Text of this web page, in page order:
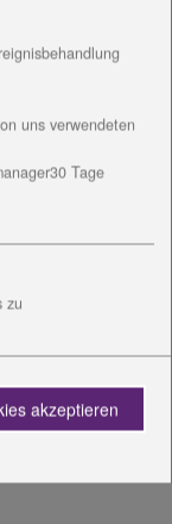
uns verwendeten
30 Tage
zu
akzeptieren